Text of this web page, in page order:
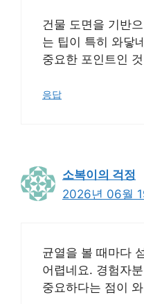
건물 도면을 기반
는 팁이 특히 와닿
중요한 포인트인
응답
소복이의 걱정
2026년 06월
균열을 볼 때마다
어렵네요. 경험자
중요하다는 점이